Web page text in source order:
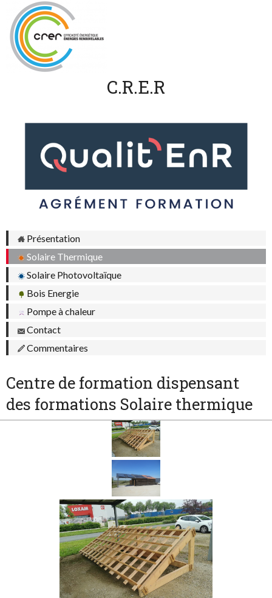
C.R.E.R
Présentation
Solaire Thermique
Solaire Photovoltaïque
Bois Energie
Pompe à chaleur
Contact
Commentaires
Centre de formation dispensant
des formations Solaire thermique